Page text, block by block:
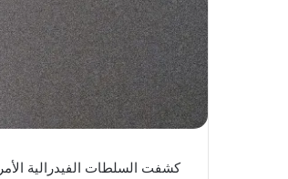
كشفت السلطات الفيدرالية